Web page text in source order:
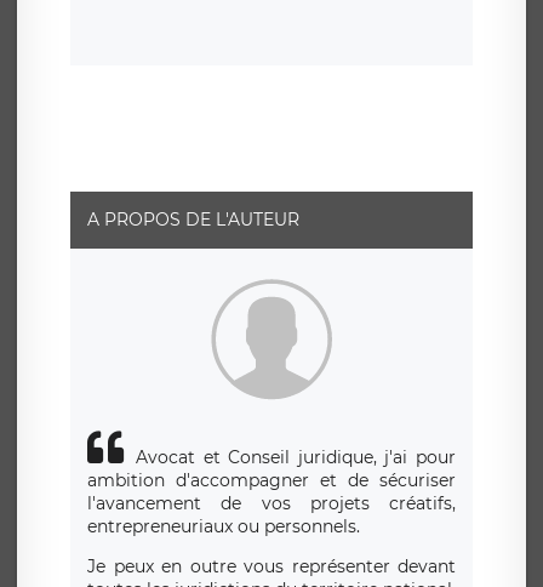
rue Léopold Sédar Senghor, joignable à l’adresse mail :
responsabledetraitement@legavox.fr. Vous avez
également le droit d’introduire une réclamation auprès
d’une autorité de contrôle.
A PROPOS DE L'AUTEUR
Avocat et Conseil juridique, j'ai pour
ambition d'accompagner et de sécuriser
l'avancement de vos projets créatifs,
entrepreneuriaux ou personnels.
Je peux en outre vous représenter devant